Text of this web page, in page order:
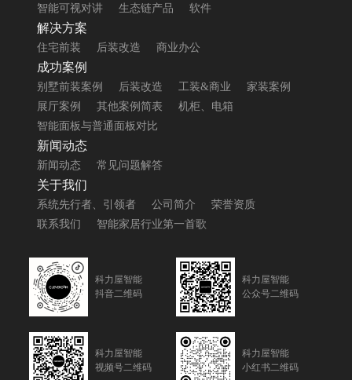
智能可视对讲
生态链产品 软件
解决方案
住宅前装 后装改造 商业办公
成功案例
别墅前装案例 后装改造 工装&商业
家装案例
展厅案例
其他案例简表
机柜、电箱
智能面板与普通面板对比
新闻动态
新闻动态 常见问题解答
关于我们
系统先行者、引领者 公司简介
荣誉资质
联系我们
智能家居行业第一首歌
科力屋智能
抖音二维码
科力屋智能
公众号二维码
科力屋智能
视频号二维码
科力屋智能
小红书二维码